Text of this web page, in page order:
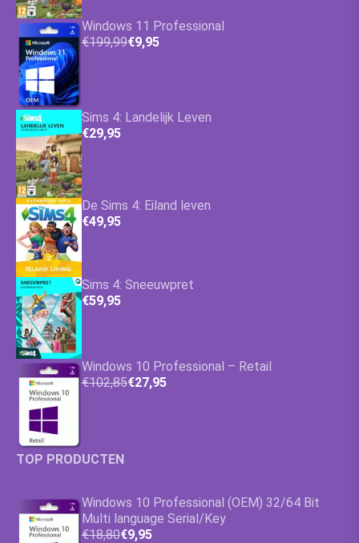
Windows 11 Professional
€199,99€9,95
Sims 4: Landelijk Leven
€29,95
De Sims 4: Eiland leven
€49,95
Sims 4: Sneeuwpret
€59,95
Windows 10 Professional – Retail
€102,85€27,95
TOP PRODUCTEN
Windows 10 Professional (OEM) 32/64 Bit
Multi language Serial/Key
€18,80€9,95